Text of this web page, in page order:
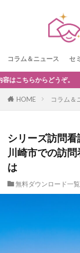
コラム＆ニュース セ
HOME コラム＆
シリーズ訪問
川崎市での訪
は
無料ダウンロード一覧